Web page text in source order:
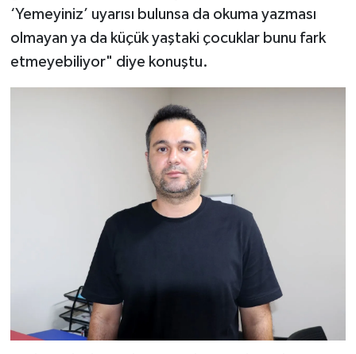
‘Yemeyiniz’ uyarısı bulunsa da okuma yazması
olmayan ya da küçük yaştaki çocuklar bunu fark
etmeyebiliyor" diye konuştu.